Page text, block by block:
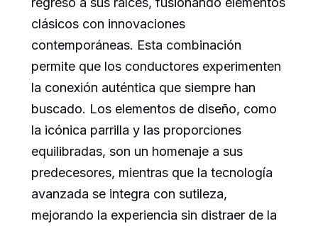
clásicos con innovaciones
contemporáneas. Esta combinación
permite que los conductores experimenten
la conexión auténtica que siempre han
buscado. Los elementos de diseño, como
la icónica parrilla y las proporciones
equilibradas, son un homenaje a sus
predecesores, mientras que la tecnología
avanzada se integra con sutileza,
mejorando la experiencia sin distraer de la